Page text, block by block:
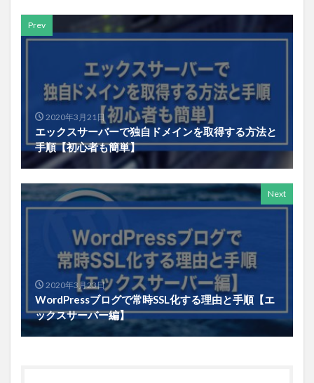
Prev
2020年3月21日
エックスサーバーで独自ドメインを取得する方法と
手順【初心者も簡単】
Next
2020年3月23日
WordPressブログで常時SSL化する理由と手順【エ
ックスサーバー編】